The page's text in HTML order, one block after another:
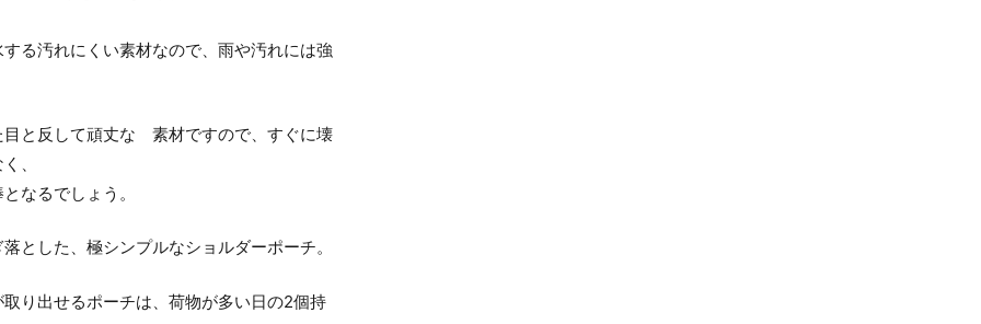
る汚れにくい素材なので、雨や汚れには強
目と反して頑丈な 素材ですので、すぐに壊
、
なるでしょう。
とした、極シンプルなショルダーポーチ。
り出せるポーチは、荷物が多い日の2個持